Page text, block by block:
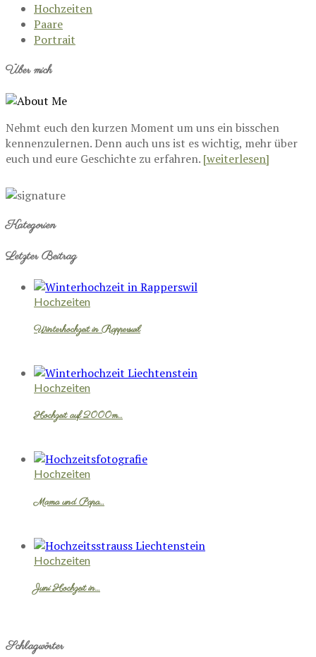
Hochzeiten
Paare
Portrait
Über mich
Nehmt euch den kurzen Moment um uns ein bisschen
kennenzulernen. Denn auch uns ist es wichtig, mehr über
euch und eure Geschichte zu erfahren. [weiterlesen]
Kategorien
Letzter Beitrag
Hochzeiten
Winterhochzeit in Rapperswil
Hochzeiten
Hochzeit auf 2000m…
Hochzeiten
Mama und Papa…
Hochzeiten
Juni Hochzeit in…
Schlagwörter